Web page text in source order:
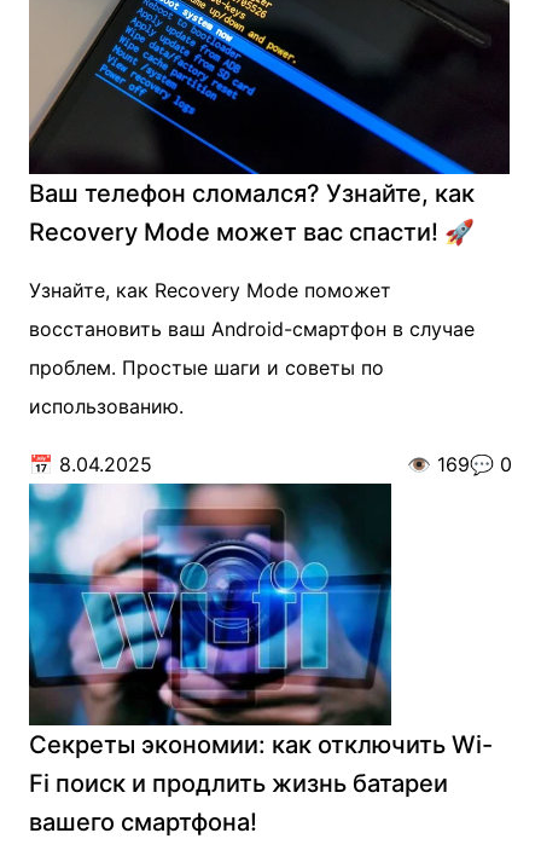
Ваш телефон сломался? Узнайте, как
Recovery Mode может вас спасти! 🚀
Узнайте, как Recovery Mode поможет
восстановить ваш Android-смартфон в случае
проблем. Простые шаги и советы по
использованию.
📅 8.04.2025 👁️ 169💬 0
Секреты экономии: как отключить Wi-
Fi поиск и продлить жизнь батареи
вашего смартфона!